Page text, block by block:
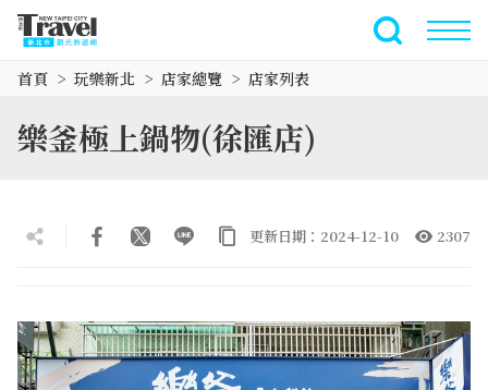
全文檢索
首頁 玩樂新北 店家總覽 店家列表
樂釜極上鍋物(徐匯店)
更新日期：2024-12-10 2307